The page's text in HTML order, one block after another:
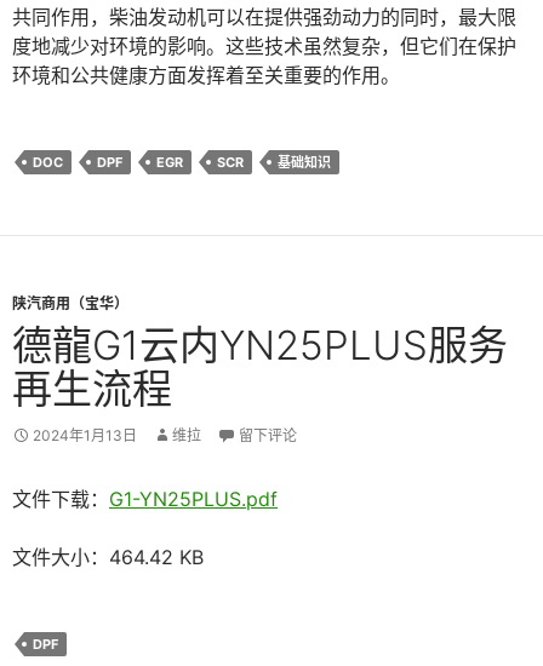
共同作用，柴油发动机可以在提供强劲动力的同时，最大限
度地减少对环境的影响。这些技术虽然复杂，但它们在保护
环境和公共健康方面发挥着至关重要的作用。
DOC DPF EGR SCR 基础知识
陕汽商用（宝华）
德龍G1云内YN25PLUS服务
再生流程
2024年1月13日 维拉 留下评论
文件下载： G1-YN25PLUS.pdf
文件大小：464.42 KB
DPF